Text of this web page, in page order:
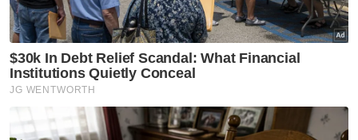
Kenaikan harga itu berlaku bagi semua jenis
gred sama ada yang dijual di pasar pagi, kedai
runcit mahupun pasar raya.
Muat turun aplikasi Sinar Harian.
Jawab soalan kaji selidik dan dapatkan